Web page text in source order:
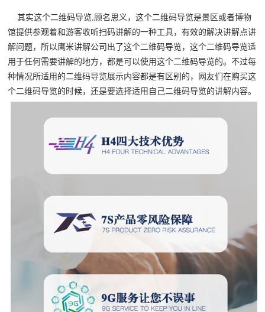
其实这个二维码导览,顾名思义，这个二维码导览是景区或者博物
馆提供参观着和游客收听扫码讲解的一种工具，有效的解决讲解点讲
解问题，所以鹰米讲解公司出了这个二维码导览，这个二维码导览适
用于任何需要讲解的地方，都是可以使用这个二维码导览的。不过每
种情况所适用的二维码导览展示内容都是有区别的，网友们在购买这
个二维码导览的时候，还是要选择适用自己二维码导览的讲解内容。